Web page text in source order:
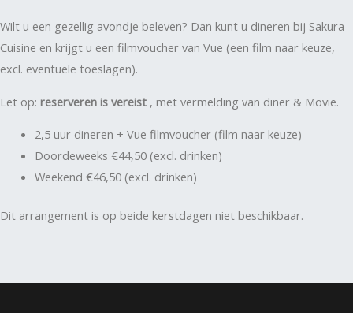
Wilt u een gezellig avondje beleven? Dan kunt u dineren bij Sakura
Cuisine en krijgt u een filmvoucher van Vue (een film naar keuze,
excl. eventuele toeslagen).
Let op: reserveren is vereist , met vermelding van diner & Movie.
2,5 uur dineren + Vue filmvoucher (film naar keuze)
Doordeweeks €44,50 (excl. drinken)
Weekend €46,50 (excl. drinken)
Dit arrangement is op beide kerstdagen niet beschikbaar.